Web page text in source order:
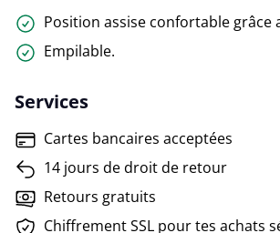
Position assise confortable grâce
Empilable.
Services
Cartes bancaires acceptées
14 jours de droit de retour
Retours gratuits
Chiffrement SSL pour tes achats